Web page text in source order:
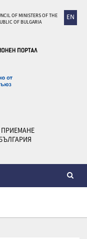
EN
OF MINISTERS OF THE
OF BULGARIA